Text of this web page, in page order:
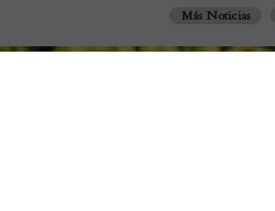
Más Noticias